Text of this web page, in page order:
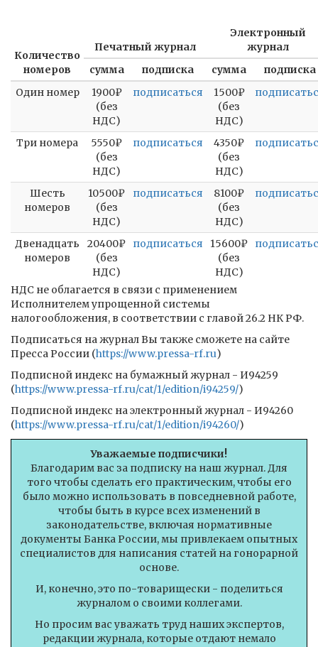
Количество
номеров
Печатный журнал
Электронный
журнал
сумма
подписка сумма
подписка
Один номер
1900₽
(без
НДС)
подписаться
1500₽
(без
НДС)
Три номера
5550₽
(без
НДС)
подписаться
4350₽
(без
НДС)
Шесть
номеров
10500₽
(без
НДС)
подписаться
8100₽
(без
НДС)
Двенадцать
номеров
20400₽
(без
НДС)
подписаться
15600₽
(без
НДС)
НДС не облагается в связи с применением
Исполнителем упрощенной системы
налогообложения, в соответствии с главой 26.2 НК РФ.
Подписаться на журнал Вы также сможете на сайте
Пресса России (https://www.pressa-rf.ru)
Подписной индекс на бумажный журнал - И94259
(https://www.pressa-rf.ru/cat/1/edition/i94259/)
Подписной индекс на электронный журнал - И94260
(https://www.pressa-rf.ru/cat/1/edition/i94260/)
Уважаемые подписчики!
Благодарим вас за подписку на наш журнал. Для
того чтобы сделать его практическим, чтобы его
было можно использовать в повседневной работе,
чтобы быть в курсе всех изменений в
законодательстве, включая нормативные
документы Банка России, мы привлекаем опытных
специалистов для написания статей на гонорарной
основе.
И, конечно, это по-товарищески - поделиться
журналом о своими коллегами.
Но просим вас уважать труд наших экспертов,
редакции журнала, которые отдают немало